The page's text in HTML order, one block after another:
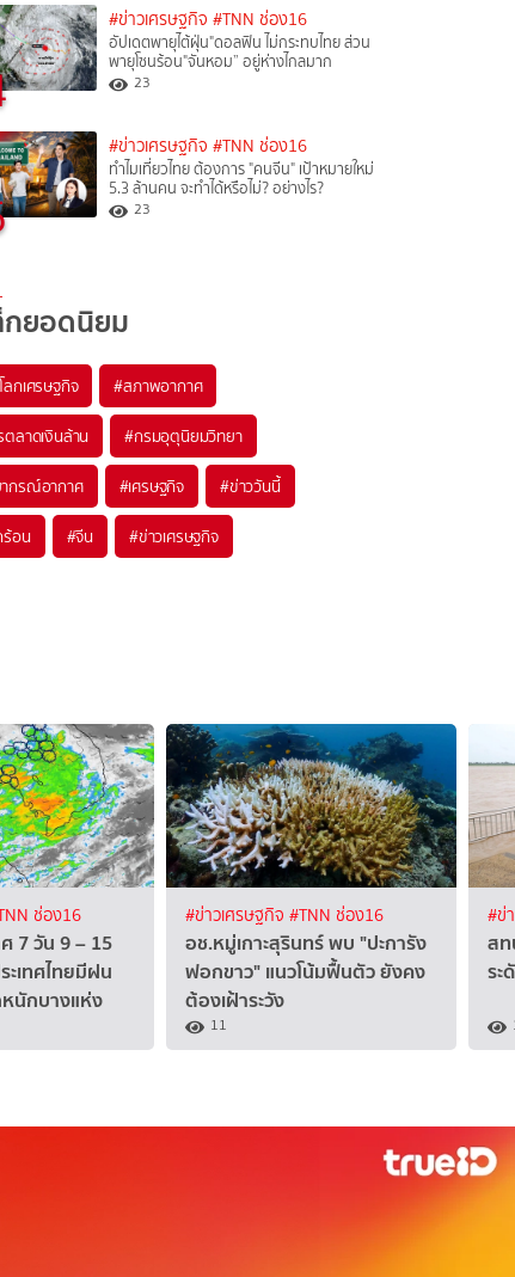
#ข่าวเศรษฐกิจ #TNN ช่อง16
อัปเดตพายุไต้ฝุ่น"ดอลฟิน ไม่กระทบไทย ส่วน
พายุโซนร้อน"จันหอม” อยู่ห่างไกลมาก
23
#ข่าวเศรษฐกิจ #TNN ช่อง16
ทำไมเที่ยวไทย ต้องการ "คนจีน" เป้าหมายใหม่
5.3 ล้านคน จะทำได้หรือไม่? อย่างไร?
23
ยอดนิยม
ลกเศรษฐกิจ #สภาพอากาศ
ตลาดเงินล้าน #กรมอุตุนิยมวิทยา
กรณ์อากาศ #เศรษฐกิจ #ข่าววันนี้
ร้อน #จีน #ข่าวเศรษฐกิจ
ช่อง16
7 วัน 9 – 15
เทศไทยมีฝน
นักบางแห่ง
#ข่าวเศรษฐกิจ #TNN ช่อง16
อช.หมู่เกาะสุรินทร์ พบ "ปะการัง
ฟอกขาว" แนวโน้มฟื้นตัว ยังคง
ต้องเฝ้าระวัง
11
#ข่
สท
ระ